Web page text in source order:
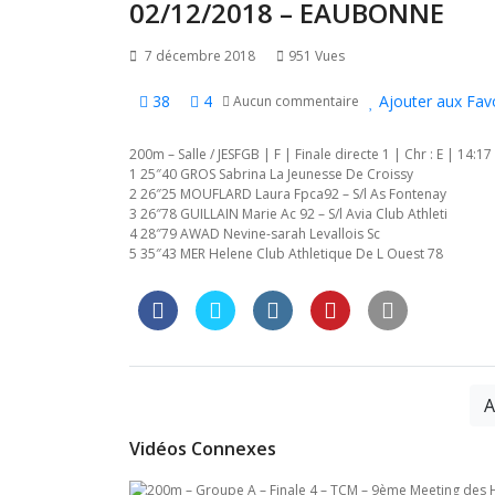
02/12/2018 – EAUBONNE
7 décembre 2018 951 Vues
38 4 Aucun commentaire Ajouter aux
200m – Salle / JESFGB | F | Finale directe 1 | Chr : E | 14:17
1 25″40 GROS Sabrina La Jeunesse De Croissy
2 26″25 MOUFLARD Laura Fpca92 – S/l As Fontenay
3 26″78 GUILLAIN Marie Ac 92 – S/l Avia Club Athleti
4 28″79 AWAD Nevine-sarah Levallois Sc
5 35″43 MER Helene Club Athletique De L Ouest 78
Vidéos Connexes